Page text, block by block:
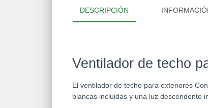
DESCRIPCIÓN
Ventilador de techo
El ventilador de techo para exteriores
blancas incluidas y una luz descendente